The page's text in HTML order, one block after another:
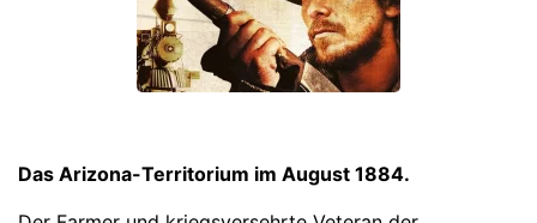
Das Arizona-Territorium im August 1884.